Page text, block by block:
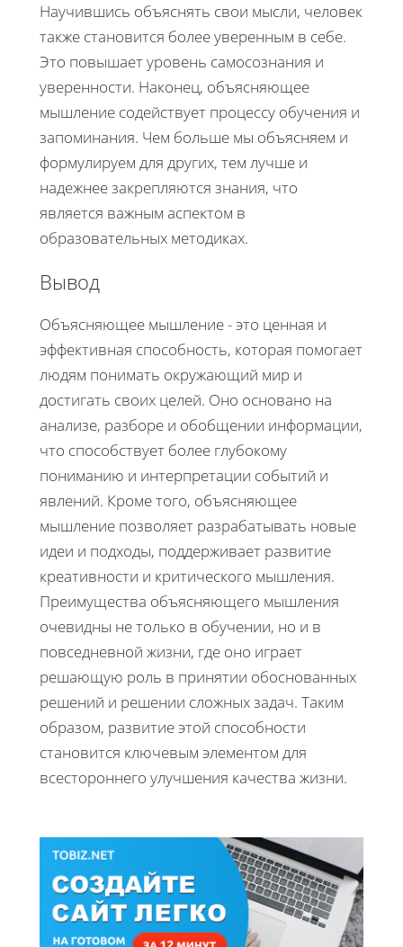
Научившись объяснять свои мысли, человек
также становится более уверенным в себе.
Это повышает уровень самосознания и
уверенности. Наконец, объясняющее
мышление содействует процессу обучения и
запоминания. Чем больше мы объясняем и
формулируем для других, тем лучше и
надежнее закрепляются знания, что
является важным аспектом в
образовательных методиках.
Вывод
Объясняющее мышление - это ценная и
эффективная способность, которая помогает
людям понимать окружающий мир и
достигать своих целей. Оно основано на
анализе, разборе и обобщении информации,
что способствует более глубокому
пониманию и интерпретации событий и
явлений. Кроме того, объясняющее
мышление позволяет разрабатывать новые
идеи и подходы, поддерживает развитие
креативности и критического мышления.
Преимущества объясняющего мышления
очевидны не только в обучении, но и в
повседневной жизни, где оно играет
решающую роль в принятии обоснованных
решений и решении сложных задач. Таким
образом, развитие этой способности
становится ключевым элементом для
всестороннего улучшения качества жизни.